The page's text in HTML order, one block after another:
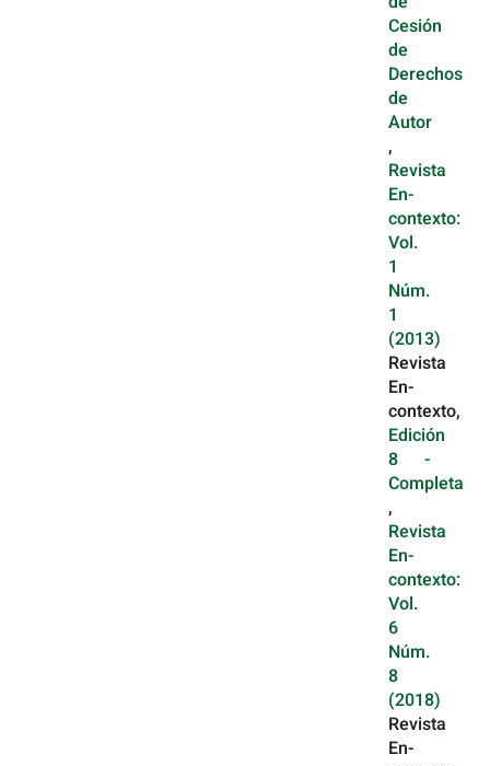
Cesión
de
Derechos
de
Autor
,
Revista
En-
contexto:
Vol.
1
Núm.
1
(2013)
Revista
En-
contexto,
Edición
8 -
Completa
,
Revista
En-
contexto:
Vol.
6
Núm.
8
(2018)
Revista
En-